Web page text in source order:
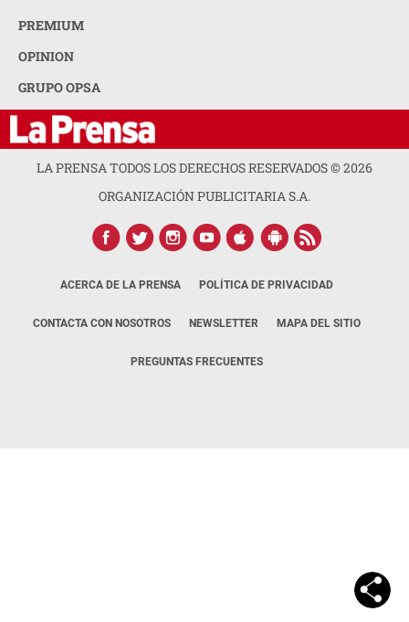
PREMIUM
OPINION
GRUPO OPSA
LA PRENSA TODOS LOS DERECHOS RESERVADOS ©2026
ORGANIZACIÓN PUBLICITARIA S.A.
ACERCA DE LA PRENSA POLÍTICA DE PRIVACIDAD
CONTACTA CON NOSOTROS NEWSLETTER MAPA DEL SITIO
PREGUNTAS FRECUENTES